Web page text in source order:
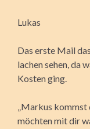
Lukas
Das erste Mail
lachen sehen, da
Kosten ging.
„Markus
möchten mit dir